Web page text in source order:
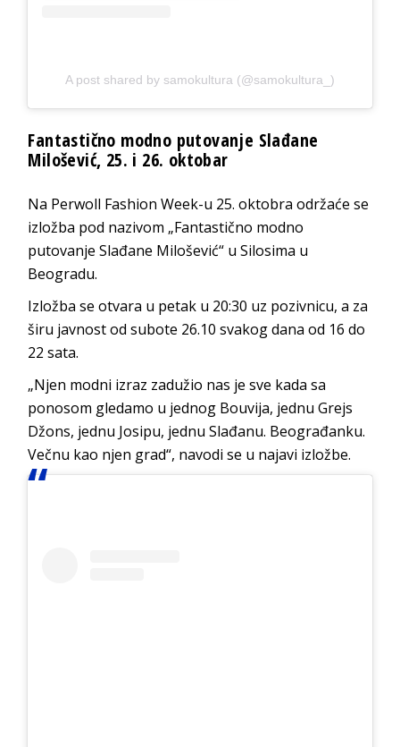
A post shared by samokultura (@samokultura_)
Fantastično modno putovanje Slađane
Milošević, 25. i 26. oktobar
Na Perwoll Fashion Week-u 25. oktobra održaće se
izložba pod nazivom „Fantastično modno
putovanje Slađane Milošević“ u Silosima u
Beogradu.
Izložba se otvara u petak u 20:30 uz pozivnicu, a za
širu javnost od subote 26.10 svakog dana od 16 do
22 sata.
„Njen modni izraz zadužio nas je sve kada sa
ponosom gledamo u jednog Bouvija, jednu Grejs
Džons, jednu Josipu, jednu Slađanu. Beograđanku.
Večnu kao njen grad“, navodi se u najavi izložbe.